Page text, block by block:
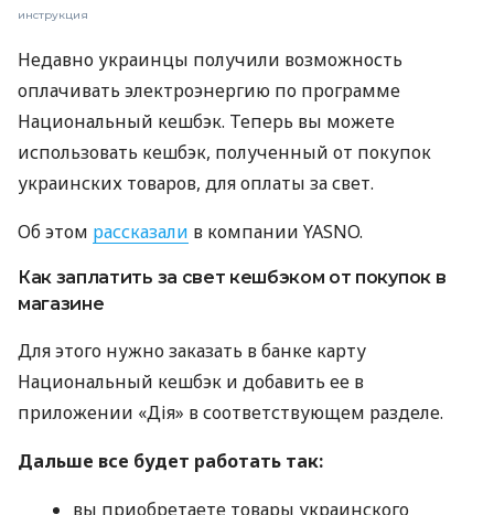
инструкция
Недавно украинцы получили возможность
оплачивать электроэнергию по программе
Национальный кешбэк. Теперь вы можете
использовать кешбэк, полученный от покупок
украинских товаров, для оплаты за свет.
Об этом рассказали в компании YASNO.
Как заплатить за свет кешбэком от покупок в
магазине
Для этого нужно заказать в банке карту
Национальный кешбэк и добавить ее в
приложении «Дія» в соответствующем разделе.
Дальше все будет работать так:
вы приобретаете товары украинского